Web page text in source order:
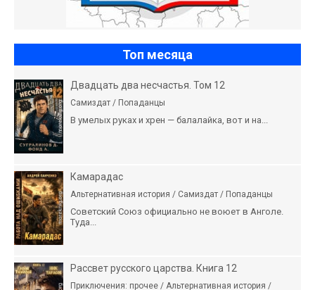
Топ месяца
Двадцать два несчастья. Том 12
Самиздат / Попаданцы
В умелых руках и хрен — балалайка, вот и на...
Камарадас
Альтернативная история / Самиздат / Попаданцы
Советский Союз официально не воюет в Анголе.
Туда...
Рассвет русского царства. Книга 12
Приключения: прочее / Альтернативная история /